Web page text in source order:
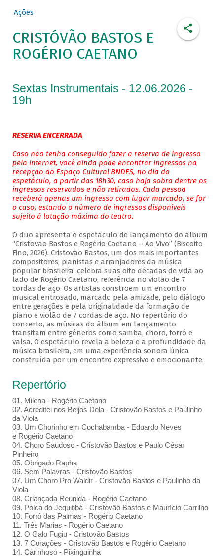
Ações
CRISTÓVÃO BASTOS E
ROGÉRIO CAETANO
Sextas Instrumentais - 12.06.2026 -
19h
RESERVA ENCERRADA
Caso não tenha conseguido fazer a reserva de ingresso
pela internet, você ainda pode encontrar ingressos na
recepção do Espaço Cultural BNDES, no dia do
espetáculo, a partir das 18h30, caso haja sobra dentre os
ingressos reservados e não retirados. Cada pessoa
receberá apenas um ingresso com lugar marcado, se for
o caso, estando o número de ingressos disponíveis
sujeito à lotação máxima do teatro.
O duo apresenta o espetáculo de lançamento do álbum
“Cristovão Bastos e Rogério Caetano – Ao Vivo” (Biscoito
Fino, 2026). Cristovão Bastos, um dos mais importantes
compositores, pianistas e arranjadores da música
popular brasileira, celebra suas oito décadas de vida ao
lado de Rogério Caetano, referência no violão de 7
cordas de aço. Os artistas constroem um encontro
musical entrosado, marcado pela amizade, pelo diálogo
entre gerações e pela originalidade da formação de
piano e violão de 7 cordas de aço. No repertório do
concerto, as músicas do álbum em lançamento
transitam entre gêneros como samba, choro, forró e
valsa. O espetáculo revela a beleza e a profundidade da
música brasileira, em uma experiência sonora única
construída por um encontro expressivo e emocionante.
Repertório
01. Milena - Rogério Caetano
02. Acreditei nos Beijos Dela - Cristovão Bastos e Paulinho
da Viola
03. Um Chorinho em Cochabamba - Eduardo Neves
e Rogério Caetano
04. Choro Saudoso - Cristovão Bastos e Paulo César
Pinheiro
05. Obrigado Rapha
06. Sem Palavras - Cristovão Bastos
07. Um Choro Pro Waldir - Cristovão Bastos e Paulinho da
Viola
08. Criançada Reunida - Rogério Caetano
09. Polca do Jequitibá - Cristovão Bastos e Maurício Carrilho
10. Forró das Palmas - Rogério Caetano
11. Três Marias - Rogério Caetano
12. O Galo Fugiu - Cristovão Bastos
13. 7 Corações - Cristovão Bastos e Rogério Caetano
14. Carinhoso - Pixinguinha